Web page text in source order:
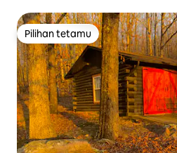
Pilihan tetamu
Pilihan tetamu